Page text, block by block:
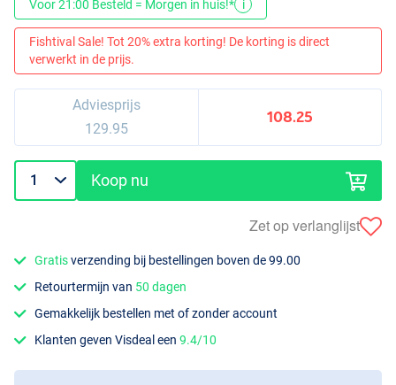
Voor 21:00 Besteld = Morgen in huis!* i
Fishtival Sale! Tot 20% extra korting! De korting is direct
verwerkt in de prijs.
Adviesprijs
129.95
108.25
Koop nu
Zet op verlanglijst
Gratisverzending bij bestellingen boven de 99.00
Retourtermijn van 50 dagen
Gemakkelijk bestellen met of zonder account
Klanten geven Visdeal een9.4/10